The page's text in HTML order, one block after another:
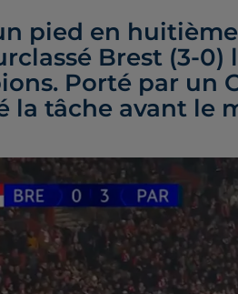
pied en
Brest (3-
Porté par un
la tâche avant le